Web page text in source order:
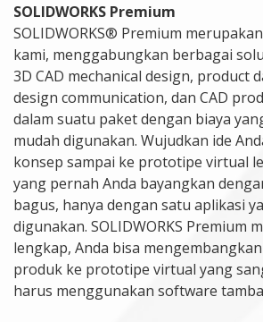
SOLIDWORKS Premium
SOLIDWORKS® Premium
kami, menggabungkan berbagai
3D CAD mechanical design, product
design communication, dan CAD
dalam suatu paket dengan biaya
mudah digunakan. Wujudkan ide
konsep sampai ke prototipe virtual
yang pernah Anda bayangkan
bagus, hanya dengan satu aplikasi
digunakan. SOLIDWORKS Premium
lengkap, Anda bisa
produk ke prototipe virtual yang
harus menggunakan software